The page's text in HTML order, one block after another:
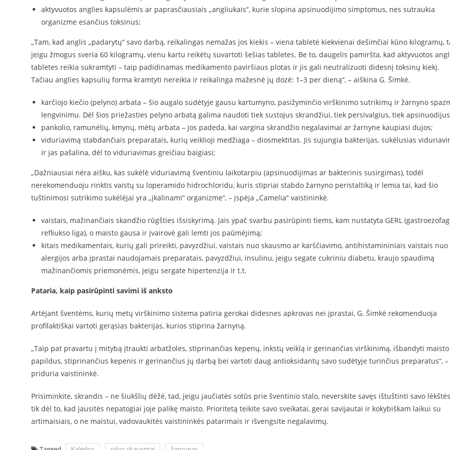
aktyvuotos anglies kapsulėmis ar paprasčiausiais „angliukais“, kurie slopina apsinuodijimo simptomus, nes sutraukia
organizme esančius toksinus;
„Tam, kad anglis „padarytų“ savo darbą, reikalingas nemažas jos kiekis – viena tabletė kiekvienai dešimčiai kūno kilogramų,
jeigu žmogus sveria 60 kilogramų, vienu kartu reikėtų suvartoti šešias tabletes. Be to, daugelis pamiršta, kad aktyvuotos
tabletes reikia sukramtyti – taip padidinamas medikamento paviršiaus plotas ir jis gali neutralizuoti didesnį toksinų kiekį.
Tačiau anglies kapsulių forma kramtyti nereikia ir reikalinga mažesnė jų dozė: 1–3 per dieną“, – aiškina G. Šimkė.
karčiojo kiečio (pelyno) arbata – šio augalo sudėtyje gausu kartumyno, pasižyminčio virškinimo sutrikimų ir žarnyno
lengvinimu. Dėl šios priežasties pelyno arbatą galima naudoti tiek sustojus skrandžiui, tiek persivalgius, tiek
pankolio, ramunėlių, kmynų, mėtų arbata – jos padeda, kai vargina skrandžio negalavimai ar žarnyne kaupiasi dujos;
viduriavimą stabdančiais preparatais, kurių veiklioji medžiaga – diosmektitas. Jis sujungia bakterijas, sukėlusias
ir jas pašalina, dėl to viduriavimas greičiau baigiasi;
„Dažniausiai nėra aišku, kas sukėlė viduriavimą šventiniu laikotarpiu (apsinuodijimas ar bakterinis susirgimas), todėl
nerekomenduoju rinktis vaistų su loperamido hidrochloridu, kuris stipriai stabdo žarnyno peristaltiką ir lemia tai, kad šio
tuštinimosi sutrikimo sukėlėjai yra „įkalinami“ organizme“, – įspėja „Camelia“ vaistininkė.
vaistais, mažinančiais skandžio rūgšties išsiskyrimą. Jais ypač svarbu pasirūpinti tiems, kam nustatyta GERL
refliukso liga), o maisto gausa ir įvairovė gali lemti jos paūmėjimą;
kitais medikamentais, kurių gali prireikti, pavyzdžiui, vaistais nuo skausmo ar karščiavimo, antihistamininiais vaistais nuo
alergijos arba įprastai naudojamais preparatais, pavyzdžiui, insulinu, jeigu segate cukriniu diabetu, kraujo spaudimą
mažinančiomis priemonėmis, jeigu sergate hipertenzija ir t.t.
Pataria, kaip pasirūpinti savimi iš anksto
Artėjant šventėms, kurių metų virškinimo sistema patiria gerokai didesnes apkrovas nei įprastai, G. Šimkė rekomenduoja
profilaktiškai vartoti gerąsias bakterijas, kurios stiprina žarnyną.
„Taip pat pravartu į mitybą įtraukti arbatžoles, stiprinančias kepenų, inkstų veiklą ir gerinančias virškinimą, išbandyti maisto
papildus, stiprinančius kepenis ir gerinančius jų darbą bei vartoti daug antioksidantų savo sudėtyje turinčius preparatus“, –
priduria vaistininkė.
Prisiminkite, skrandis – ne šiukšlių dėžė, tad, jeigu jaučiatės sotūs prie šventinio stalo, neverskite savęs ištuštinti savo lėkštės
tik dėl to, kad jausitės nepatogiai joje palikę maisto. Prioritetą teikite savo sveikatai, gerai savijautai ir kokybiškam laikui su
artimaisiais, o ne maistui, vadovaukitės vaistininkės patarimais ir išvengsite negalavimų.